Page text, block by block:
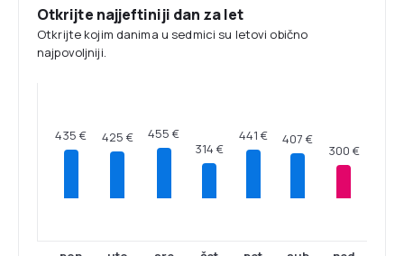
Otkrijte najjeftiniji dan za let
Otkrijte kojim danima u sedmici su letovi obično
najpovoljniji.
435 € 425 € 455 €
314 €
441 € 407 €
300 €